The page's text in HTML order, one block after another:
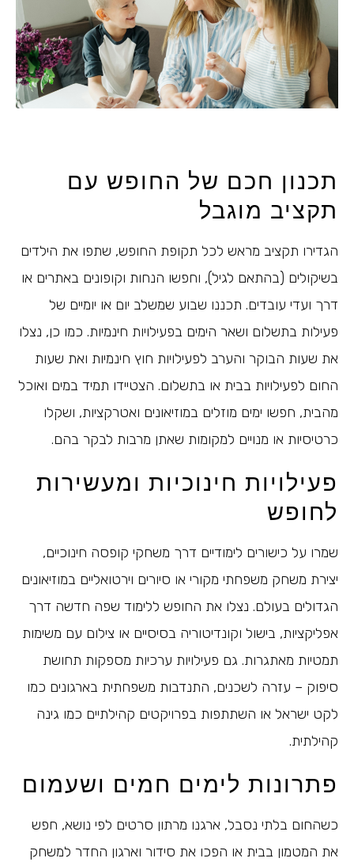
תכנון חכם של החופש עם
תקציב מוגבל
הגדירו תקציב מראש לכל תקופת החופש, שתפו את הילדים
בשיקולים (בהתאם לגיל), וחפשו הנחות וקופונים באתרים או
דרך ועדי עובדים. תכננו שבוע שמשלב יום או יומיים של
פעילות בתשלום ושאר הימים בפעילויות חינמיות. כמו כן, נצלו
את שעות הבוקר והערב לפעילויות חוץ חינמיות ואת שעות
החום לפעילויות בבית או בתשלום. הצטיידו תמיד במים ואוכל
מהבית, חפשו ימים מוזלים במוזיאונים ואטרקציות, ושקלו
כרטיסיות או מנויים למקומות שאתן מרבות לבקר בהם.
פעילויות חינוכיות ומעשירות
לחופש
שמרו על כישורים לימודיים דרך משחקי קופסה חינוכיים,
יצירת משחק משפחתי מקורי או סיורים וירטואליים במוזיאונים
הגדולים בעולם. נצלו את החופש ללימוד שפה חדשה דרך
אפליקציות, בישול וקונדיטוריה בסיסיים או צילום עם משימות
תמטיות מאתגרות. גם פעילויות ערכיות מספקות תחושת
סיפוק – עזרה לשכנים, התנדבות משפחתית בארגונים כמו
לקט ישראל או השתתפות בפרויקטים קהילתיים כמו גינה
קהילתית.
פתרונות לימים חמים ושעמום
כשהחום בלתי נסבל, ארגנו מרתון סרטים לפי נושא, חפש
את המטמון בבית או הפכו את סידור וארגון החדר למשחק